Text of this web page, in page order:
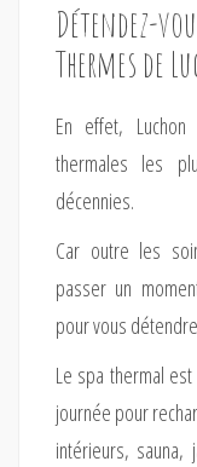
Détendez-
Thermes de
En effet,
thermales les
décennies.
Car outre les
passer un
pour vous
Le spa thermal
journée pour
intérieurs, sauna,